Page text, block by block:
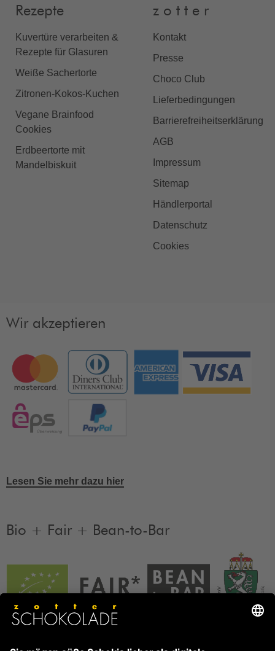
Rezepte
Kuvertüre verarbeiten &
Rezepte für Glasuren
Weiße Sachertorte
Zitronen-Kokos-Kuchen
Vegane Brainfood
Cookies
Erdbeertorte mit
Mandelbiskuit
z o t t e r
Kontakt
Presse
Choco Club
Lieferbedingungen
Barrierefreiheitserklärung
AGB
Impressum
Sitemap
Händlerportal
Datenschutz
Cookies
Wir akzeptieren
Lesen Sie mehr dazu hier
Bio + Fair + Bean-to-Bar